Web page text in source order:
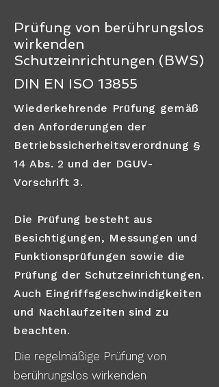
Prüfung von berührungslos
wirkenden
Schutzeinrichtungen (BWS)
DIN EN ISO 13855
Wiederkehrende Prüfung gemäß
den Anforderungen der
Betriebssicherheitsverordnung §
14 Abs. 2 und der DGUV-
Vorschrift 3.
Die Prüfung besteht aus
Besichtigungen, Messungen und
Funktionsprüfungen sowie die
Prüfung der Schutzeinrichtungen.
Auch Eingriffsgeschwindigkeiten
und Nachlaufzeiten sind zu
beachten.
Die regelmäßige Prüfung von
berührungslos wirkenden